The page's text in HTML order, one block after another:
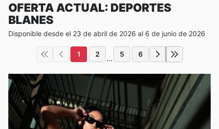
OFERTA ACTUAL: DEPORTES
BLANES
Disponible desde el 23 de abril de 2026 al 6 de junio de 2026
1 2 ... 5 6